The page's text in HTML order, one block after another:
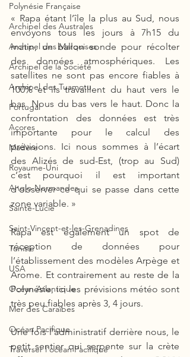
Polynésie Française
Archipel des Australes
Archipel des Marquises
Archipel de la Société
Archipel des Tuamotu
Portugal
Açores
Madère
Royaume-Uni
Anglo-Normandes
Sainte-Lucie
Saint-Vincent-et-les-Grenadines
Tunisie
USA
Océan Atlantique
Mer des Caraïbes
Océan Pacifique
Traverser l'océan Pacifique
« Rapa étant l’île la plus au Sud, nous
envoyons tous les jours à 7h15 du
matin, un ballon sonde pour récolter
des données atmosphériques. Les
satellites ne sont pas encore fiables à
100% et ils travaillent du haut vers le
bas. Nous du bas vers le haut. Donc la
confrontation des données est très
importante pour le calcul des
prévisions. Ici nous sommes à l’écart
des Alizés de sud-Est, (trop au Sud)
c’est pourquoi il est important
d’observer ce qui se passe dans cette
zone variable. »
Rapa est également un spot de
réception de données pour
l’établissement des modèles Arpège et
Arome. Et contrairement au reste de la
Polynésie, ici les prévisions météo sont
très peu fiables après 3, 4 jours.
Une fois l’administratif derrière nous, le
petit sentier qui serpente sur la crète